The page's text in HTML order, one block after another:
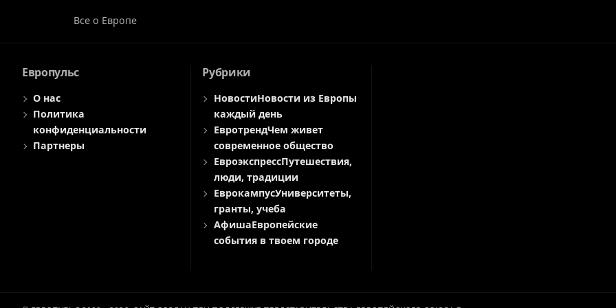
Все о Европе
Европульс
О нас
Политика
конфиденциальности
Партнеры
Рубрики
НовостиНовости из Европы
каждый день
ЕвротрендЧем живет
современное общество
ЕвроэкспрессПутешествия,
люди, традиции
ЕврокампусУниверситеты,
гранты, учеба
АфишаЕвропейские
события в твоем городе